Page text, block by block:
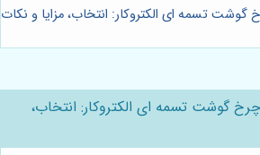
گوشت تسمه ای الکتروکار: انتخاب، مزایا و نکات
گوشت تسمه ای الکتروکار: انتخاب،